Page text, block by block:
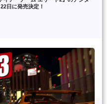
日に発売決定！